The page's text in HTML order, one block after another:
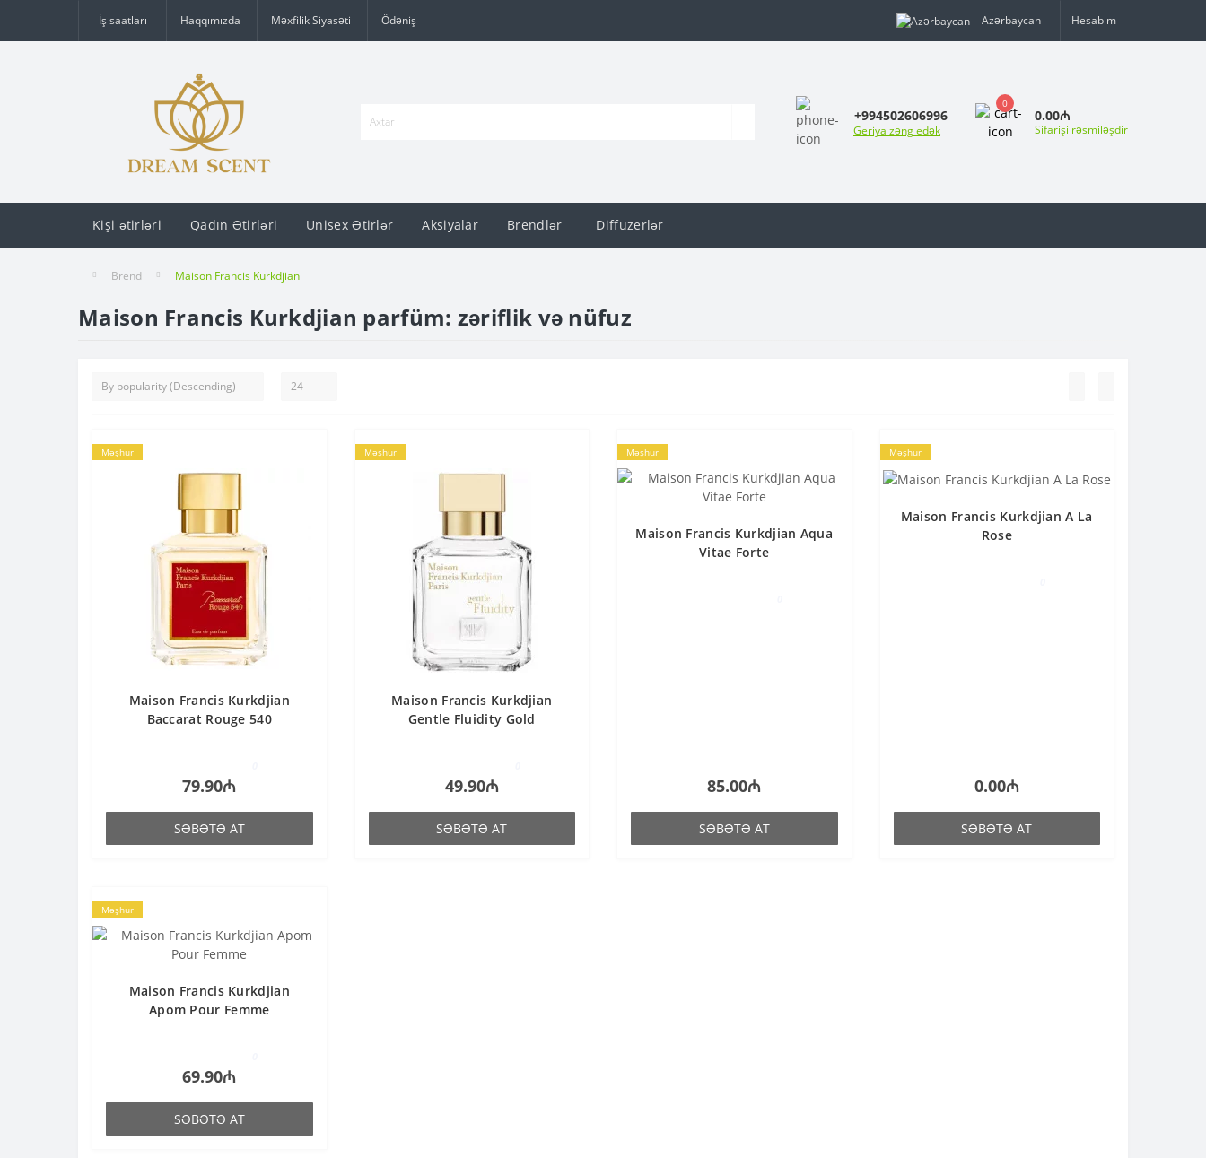
İş saatları Haqqımızda Məxfilik Siyasəti Ödəniş Azərbaycan Hesabım
+994502606996
Geriya zəng edək
0
0.00₼
Sifarişi rəsmiləşdir
Kişi ətirləri Qadın Ətirləri Unisex Ətirlər Aksiyalar Brendlər Diffuzerlər
Brend Maison Francis Kurkdjian
Maison Francis Kurkdjian parfüm: zəriflik və nüfuz
Məşhur
Maison Francis Kurkdjian
Baccarat Rouge 540
79.90₼
SƏBƏTƏ AT
Məşhur
Maison Francis Kurkdjian
Gentle Fluidity Gold
49.90₼
SƏBƏTƏ AT
Məşhur
Maison Francis Kurkdjian Aqua
Vitae Forte
85.00₼
SƏBƏTƏ AT
Məşhur
Maison Francis Kurkdjian A La
Rose
0.00₼
SƏBƏTƏ AT
Məşhur
Maison Francis Kurkdjian
Apom Pour Femme
69.90₼
SƏBƏTƏ AT